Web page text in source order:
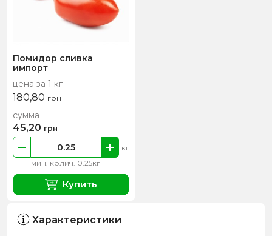
Помидор сливка
импорт
цена за 1 кг
180,80 грн
мин. колич. 0.25кг
кг
сумма
45,20 грн
Купить
Характеристики